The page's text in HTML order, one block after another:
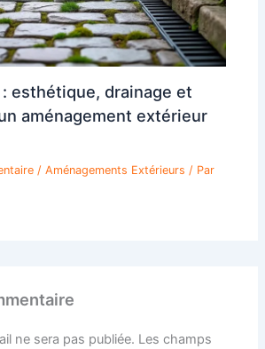
esthétique, drainage et
aménagement extérieur
/Aménagements Extérieurs / Par
ne sera pas publiée. Les champs